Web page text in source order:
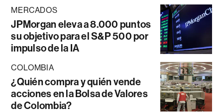
MERCADOS
JPMorgan eleva a 8.000 puntos
su objetivo para el S&P 500 por
impulso de la IA
COLOMBIA
¿Quién compra y quién vende
acciones en la Bolsa de Valores
de Colombia?